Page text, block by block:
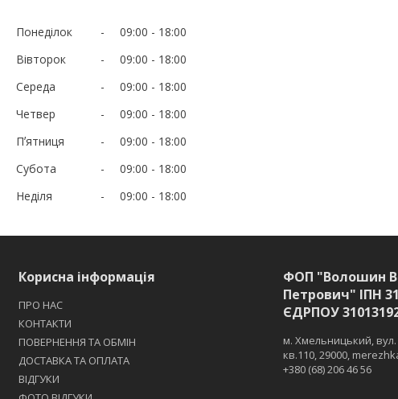
Понеділок 09:00
18:00
Вівторок
09:00
18:00
Середа
09:00
18:00
Четвер
09:00
18:00
Пʼятниця
09:00
18:00
Субота
09:00
18:00
Неділя
09:00 18:00
Корисна інформація
ПРО НАС
КОНТАКТИ
ПОВЕРНЕННЯ ТА ОБМІН
ДОСТАВКА ТА ОПЛАТА
ВІДГУКИ
ФОП "Волошин
Петрович" ІПН
ЄДРПОУ
м. Хмельницький,
кв.110, 29000,
+380 (68) 206 46 56